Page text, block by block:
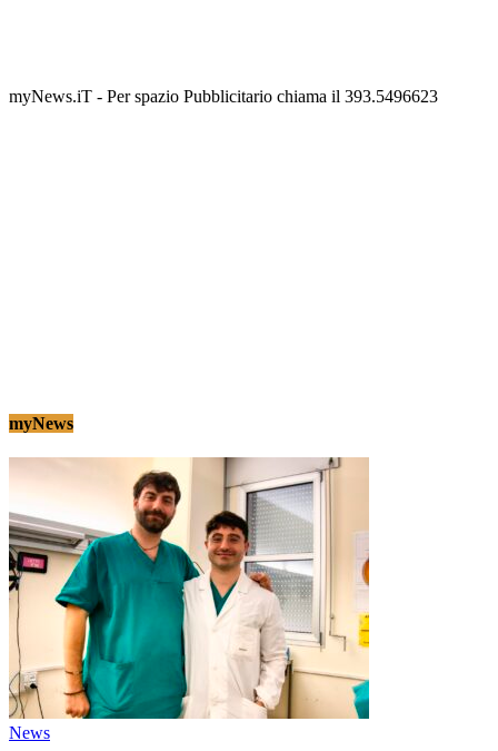
myNews.iT - Per spazio Pubblicitario chiama il 393.5496623
myNews
News